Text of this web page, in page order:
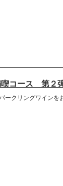
喫コース 第２
ークリングワインを